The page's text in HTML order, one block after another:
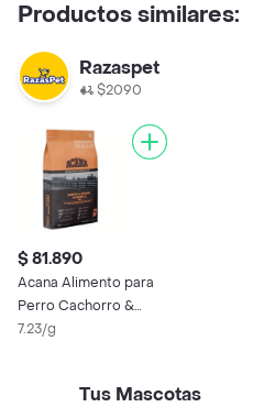
Productos similares:
Razaspet
$2090
$ 81.890
Acana Alimento para
Perro Cachorro &
Junior
7.23/g
Tus Mascotas